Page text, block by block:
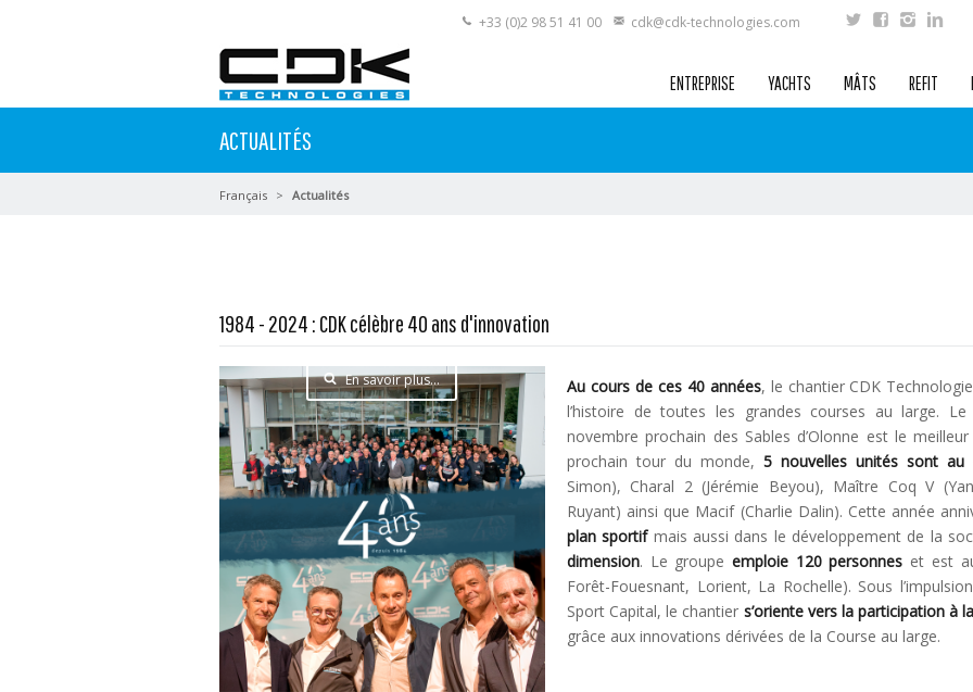
+33 (0)2 98 51 41 00 cdk@cdk-technologies.com
ENTREPRISE YACHTS MÂTS REFIT
ACTUALITÉS
Français Actualités
1984 - 2024 : CDK célèbre 40 ans d'innovation
En savoir plus... Au cours de ces 40 années, le chantier CDK
l’histoire de toutes les grandes courses au large. Le
novembre prochain des Sables d’Olonne est le
prochain tour du monde, 5 nouvelles unités sont au
Simon), Charal 2 (Jérémie Beyou), Maître Coq V
Ruyant) ainsi que Macif (Charlie Dalin). Cette année
plan sportifmais aussi dans le développement de la
dimension. Le groupeemploie 120 personnes et est
Forêt-Fouesnant, Lorient, La Rochelle). Sous
Sport Capital, le chantier s’oriente vers la participation à
grâce aux innovations dérivées de la Course au large.